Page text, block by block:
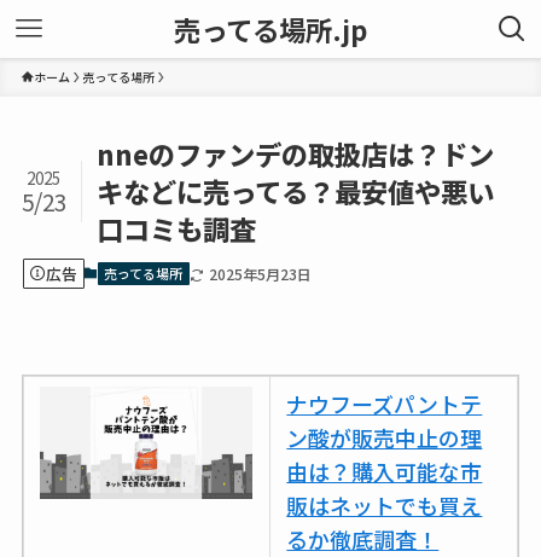
売ってる場所.jp
ホーム 売ってる場所
nneのファンデの取扱店は？ドン
キなどに売ってる？最安値や悪い
口コミも調査
2025
5/23
広告 売ってる場所 2025年5月23日
ナウフーズパントテ
ン酸が販売中止の理
由は？購入可能な市
販はネットでも買え
るか徹底調査！